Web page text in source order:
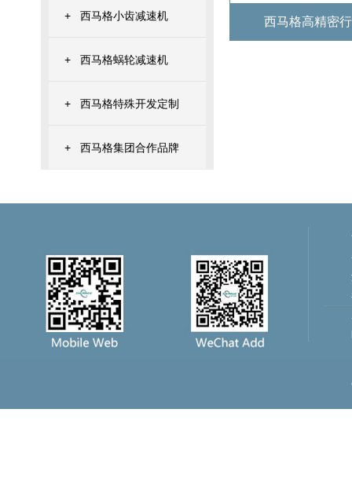
+ 西马格小齿减速机
+ 西马格蜗轮减速机
+ 西马格特殊开发定制
+ 西马格集团合作品牌
西马格高精密